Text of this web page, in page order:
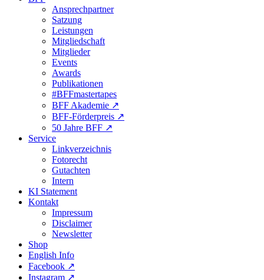
Ansprechpartner
Satzung
Leistungen
Mitgliedschaft
Mitglieder
Events
Awards
Publikationen
#BFFmastertapes
BFF Akademie ↗︎
BFF-Förderpreis ↗︎
50 Jahre BFF ↗︎
Service
Linkverzeichnis
Fotorecht
Gutachten
Intern
KI Statement
Kontakt
Impressum
Disclaimer
Newsletter
Shop
English Info
Facebook ↗︎
Instagram ↗︎